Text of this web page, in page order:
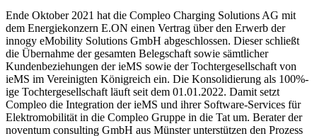
Ende Oktober 2021 hat die Compleo Charging Solutions AG mit
dem Energiekonzern E.ON einen Vertrag über den Erwerb der
innogy eMobility Solutions GmbH abgeschlossen. Dieser schließt
die Übernahme der gesamten Belegschaft sowie sämtlicher
Kundenbeziehungen der ieMS sowie der Tochtergesellschaft von
ieMS im Vereinigten Königreich ein. Die Konsolidierung als 100%-
ige Tochtergesellschaft läuft seit dem 01.01.2022. Damit setzt
Compleo die Integration der ieMS und ihrer Software-Services für
Elektromobilität in die Compleo Gruppe in die Tat um. Berater der
noventum consulting GmbH aus Münster unterstützen den Prozess